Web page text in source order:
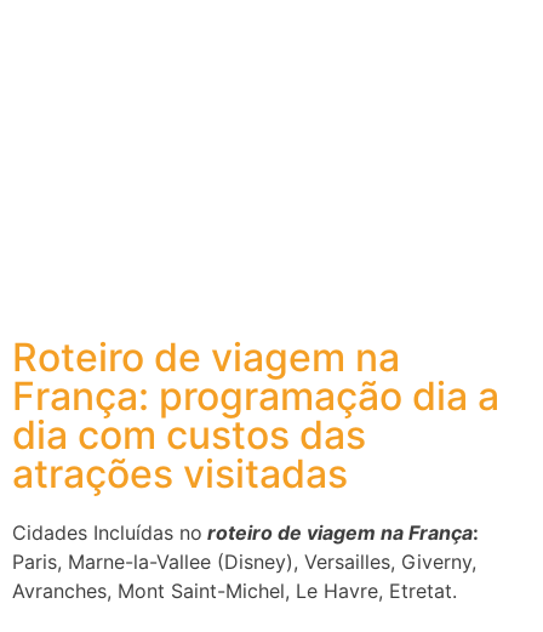
Roteiro de viagem na
França: programação dia a
dia com custos das
atrações visitadas
Cidades Incluídas no roteiro de viagem na França:
Paris, Marne-la-Vallee (Disney), Versailles, Giverny,
Avranches, Mont Saint-Michel, Le Havre, Etretat.